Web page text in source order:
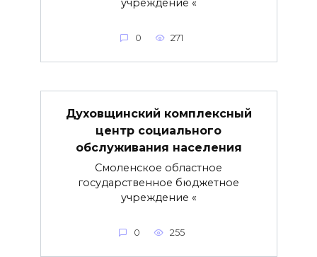
учреждение «
0 271
Духовщинский комплексный
центр социального
обслуживания населения
Смоленское областное
государственное бюджетное
учреждение «
0 255